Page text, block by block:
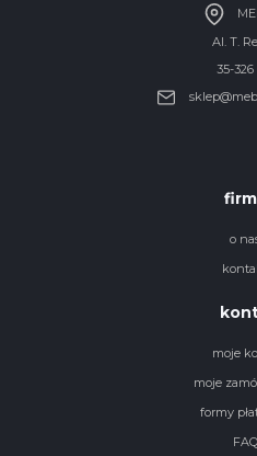
Al. T.
35-
o
moje
moje
formy
FAQ